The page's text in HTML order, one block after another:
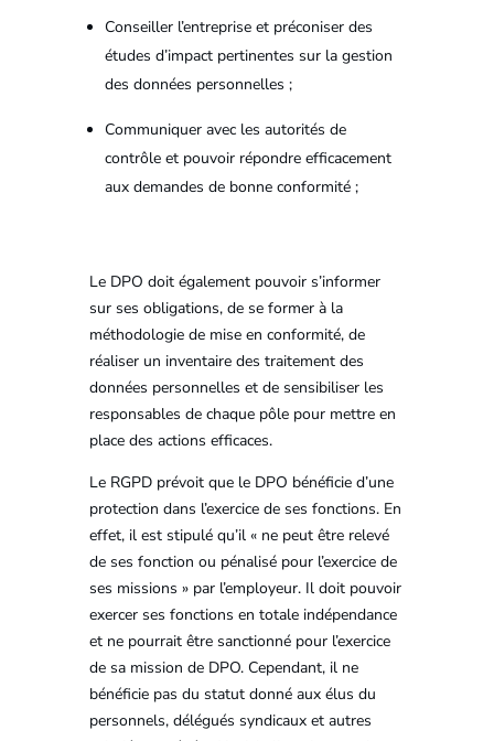
Conseiller l’entreprise et préconiser des
études d’impact pertinentes sur la gestion
des données personnelles ;
Communiquer avec les autorités de
contrôle et pouvoir répondre efficacement
aux demandes de bonne conformité ;
Le DPO doit également pouvoir s’informer
sur ses obligations, de se former à la
méthodologie de mise en conformité, de
réaliser un inventaire des traitement des
données personnelles et de sensibiliser les
responsables de chaque pôle pour mettre en
place des actions efficaces.
Le RGPD prévoit que le DPO bénéficie d’une
protection dans l’exercice de ses fonctions. En
effet, il est stipulé qu’il « ne peut être relevé
de ses fonction ou pénalisé pour l’exercice de
ses missions » par l’employeur. Il doit pouvoir
exercer ses fonctions en totale indépendance
et ne pourrait être sanctionné pour l’exercice
de sa mission de DPO. Cependant, il ne
bénéficie pas du statut donné aux élus du
personnels, délégués syndicaux et autres